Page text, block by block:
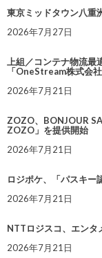
東京ミッドタウン八重
2026年7月27日
上組／コンテナ物流最
「OneStream株式会
2026年7月21日
ZOZO、BONJOUR
ZOZO」を提供開始
2026年7月21日
ロジポケ、「パスキー
2026年7月21日
NTTロジスコ、エン
2026年7月21日